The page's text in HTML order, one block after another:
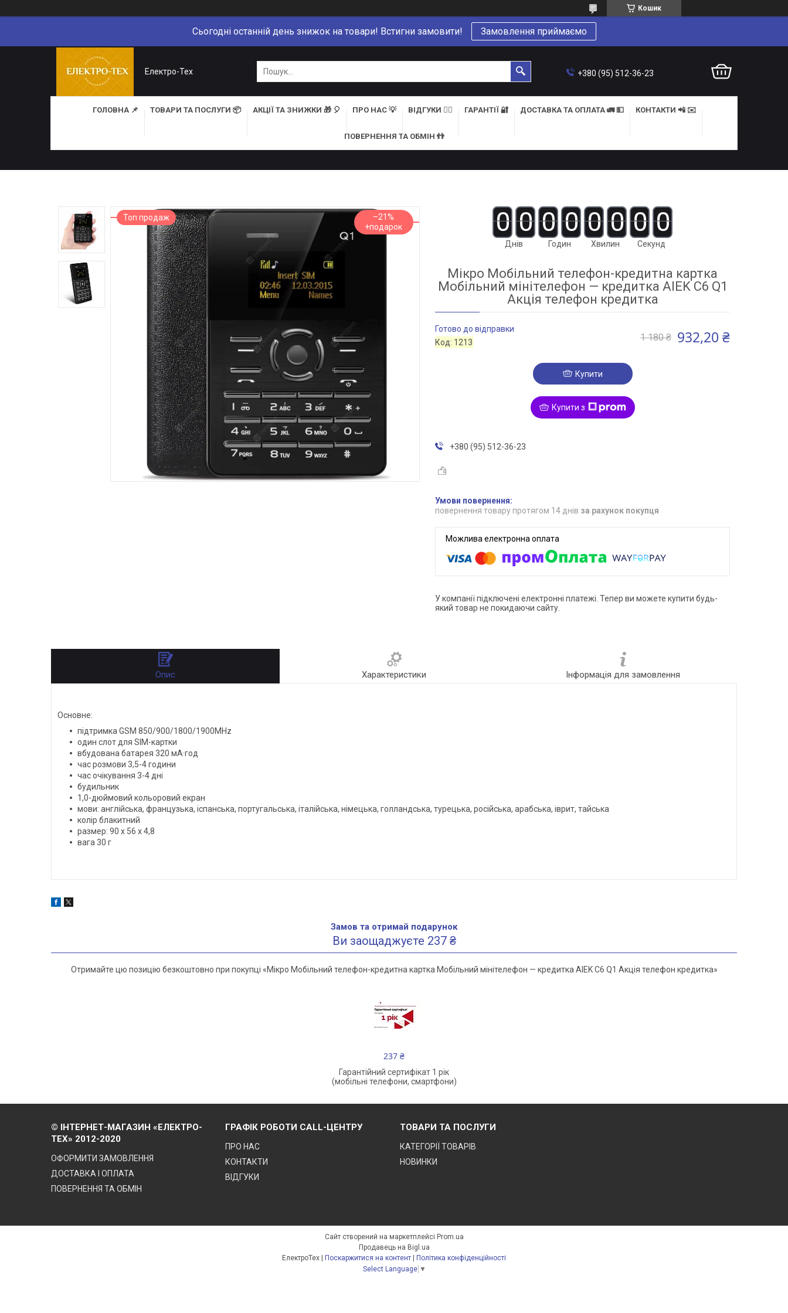
Кошик
Сьогодні останній день знижок на товари! Встигни замовити! Замовлення приймаємо
Електро-Тех +380 (95) 512-36-23
ГОЛОВНА 📌 ТОВАРИ ТА ПОСЛУГИ 📦 АКЦІЇ ТА ЗНИЖКИ 🎁 🎈 ПРО НАС 💡 ВІДГУКИ 👍🏻 ГАРАНТІЇ 🔐 ДОСТАВКА ТА ОПЛАТА 🚛 💵 КОНТАКТИ 📲 ✉️
ПОВЕРНЕННЯ ТА ОБМІН 👬
Топ продаж –21% 0 0
Днів
0 0
Годин
0 0
Хвилин
0 0
Секунд
Мікро Мобільний телефон-кредитна картка
Мобільний мінітелефон — кредитка AIEK C6 Q1
Акція телефон кредитка
Готово до відправки
Код: 1213 1 180 ₴ 932,20 ₴
Купити
Купити з
+380 (95) 512-36-23
повернення товару протягом 14 днів за рахунок покупця
У компанії підключені електронні платежі. Тепер ви можете купити будь-
який товар не покидаючи сайту.
Опис Характеристики Інформація для замовлення
Основне:
підтримка GSM 850/900/1800/1900MHz
один слот для SIM-картки
вбудована батарея 320 мА·год
час розмови 3,5-4 години
час очікування 3-4 дні
будильник
1,0-дюймовий кольоровий екран
мови: англійська, французька, іспанська, португальська, італійська, німецька, голландська, турецька, російська, арабська, іврит, тайська
колір блакитний
размер: 90 х 56 х 4,8
вага 30 г
Замов та отримай подарунок
Ви заощаджуєте 237 ₴
Отримайте цю позицію безкоштовно при покупці «Мікро Мобільний телефон-кредитна картка Мобільний мінітелефон — кредитка AIEK C6 Q1 Акція телефон кредитка»
237 ₴
Гарантійний сертифікат 1 рік
(мобільні телефони, смартфони)
© ІНТЕРНЕТ-МАГАЗИН «ЕЛЕКТРО-
ТЕХ» 2012-2020
ОФОРМИТИ ЗАМОВЛЕННЯ
ДОСТАВКА І ОПЛАТА
ПОВЕРНЕННЯ ТА ОБМІН
ГРАФІК РОБОТИ CALL-ЦЕНТРУ
ПРО НАС
КОНТАКТИ
ВІДГУКИ
ТОВАРИ ТА ПОСЛУГИ
КАТЕГОРІЇ ТОВАРІВ
НОВИНКИ
Сайт створений на маркетплейсі Prom.ua
Продавець на Bigl.ua
Поскаржитися на контент
Політика конфіденційності
Select Language ▼